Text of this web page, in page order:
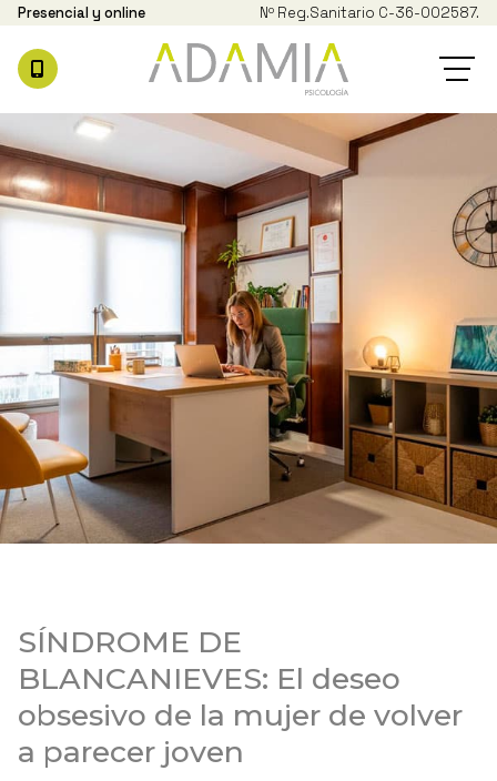
Presencial y online Nº Reg.Sanitario C-36-002587.
SÍNDROME DE
BLANCANIEVES: El deseo
obsesivo de la mujer de volver
a parecer joven